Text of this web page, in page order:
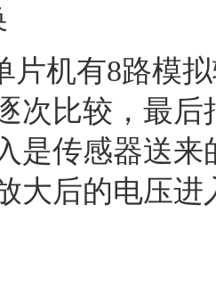
片机有8路模
次比较，最
是传感器送
大后的电压